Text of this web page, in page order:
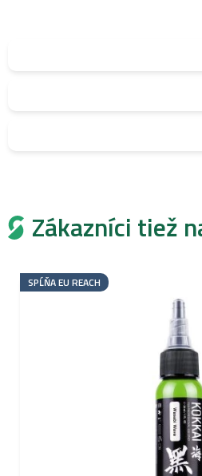
Zákazníci tiež
SPĹŇA EU REACH